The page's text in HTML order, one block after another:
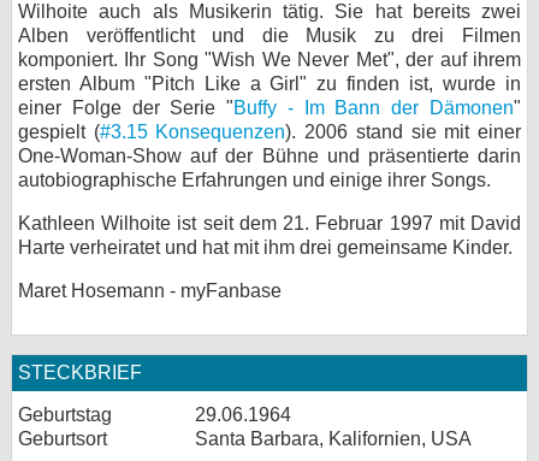
Wilhoite auch als Musikerin tätig. Sie hat bereits zwei
Alben veröffentlicht und die Musik zu drei Filmen
komponiert. Ihr Song "Wish We Never Met", der auf ihrem
ersten Album "Pitch Like a Girl" zu finden ist, wurde in
einer Folge der Serie "Buffy - Im Bann der Dämonen"
gespielt (#3.15 Konsequenzen). 2006 stand sie mit einer
One-Woman-Show auf der Bühne und präsentierte darin
autobiographische Erfahrungen und einige ihrer Songs.
Kathleen Wilhoite ist seit dem 21. Februar 1997 mit David
Harte verheiratet und hat mit ihm drei gemeinsame Kinder.
Maret Hosemann - myFanbase
STECKBRIEF
Geburtstag
29.06.1964
Geburtsort
Santa Barbara, Kalifornien, USA
Kontakt
Nutzungsbedingungen
Datenschutz
Cookie-Einstellungen
Impressum
myFanbase